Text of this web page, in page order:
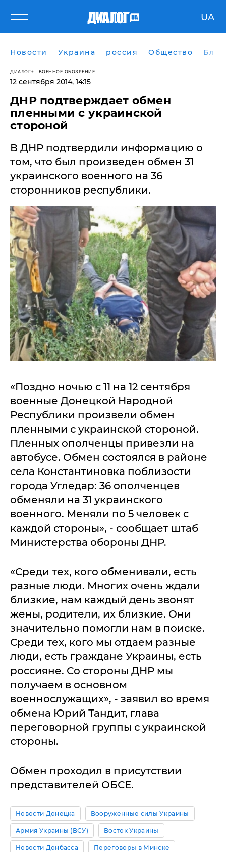
UA
Новости Украина россия Общество
ДИАЛОГ ВОЕННОЕ ОБОЗРЕНИЕ
12 сентября 2014, 14:15
ДНР подтверждает обмен
пленными с украинской
стороной
В ДНР подтвердили информацию о
том, что был произведен обмен 31
украинского военного на 36
сторонников республики.
«Поздно ночью с 11 на 12 сентября
военные Донецкой Народной
Республики произвели обмен
пленными с украинской стороной.
Пленных ополченцы привезли на
автобусе. Обмен состоялся в районе
села Константиновка поблизости
города Угледар: 36 ополченцев
обменяли на 31 украинского
военного. Меняли по 5 человек с
каждой стороны», - сообщает штаб
Министерства обороны ДНР.
«Среди тех, кого обменивали, есть
разные люди. Многих очень ждали
близкие, нам каждый день звонят
жены, родители, их близкие. Они
значительно помогли нам в поиске.
Среди тех, кого мы отдаем разные
люди, есть граждане Украины, есть
россияне. Со стороны ДНР мы
получаем в основном
военнослужащих», - заявил во время
обмена Юрий Тандит, глава
переговорной группы с украинской
стороны.
Обмен проходил в присутствии
представителей ОБСЕ.
Новости Донецка Вооруженные силы Украины
Армия Украины (ВСУ) Восток Украины
Новости Донбасса Переговоры в Минске